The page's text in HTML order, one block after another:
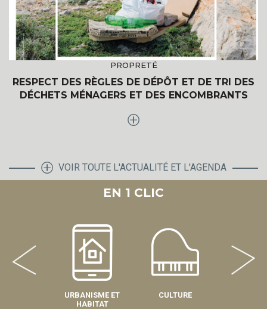
PROPRETÉ
RESPECT DES RÈGLES DE DÉPÔT ET DE TRI DES
DÉCHETS MÉNAGERS ET DES ENCOMBRANTS
VOIR TOUTE L'ACTUALITÉ ET L'AGENDA
EN 1 CLIC
URBANISME ET
HABITAT
CULTURE